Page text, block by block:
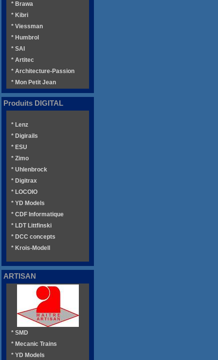
* Brawa
* Kibri
* Viessman
* Humbrol
* SAI
* Artitec
* Architecture-Passion
* Mon Petit Jean
Produits DIGITAL
* Lenz
* Digirails
* ESU
* Zimo
* Uhlenbrock
* Digitrax
* LOCOIO
* YD Models
* CDF Informatique
* LDT Littfinski
* DCC concepts
* Krois-Modell
ARTISAN
* SMD
* Mecanic Trains
* YD Models